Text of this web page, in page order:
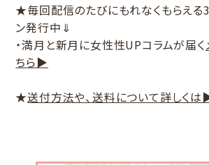
★毎回配信のたびにもれなくもらえる
ン発行中⇓
・満月と新月に女性性UPコラムが届く
ちら▶
★送付方法や、送料について詳しく